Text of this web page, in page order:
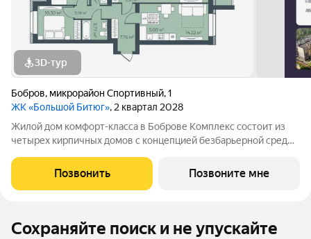
3D-тур
Бобров, микрорайон Спортивный,1
ЖК «Большой Битюг», 2 квартал 2028
Жилой дом комфорт-класса в Боброве Комплекс состоит из
четырех кирпичных домов с концепцией безбарьерной среды,
пожилых людей и родителей с колясками. Функциональное
использование квадратных
Позвонить Позвоните мне
Сохраняйте поиск и не упускайте